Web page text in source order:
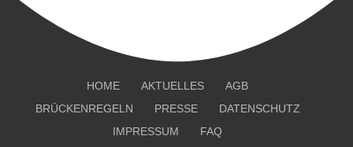
HOME AKTUELLES
AGB
BRÜCKENREGELN
PRESSE
DATENSCHUTZ
IMPRESSUM
FAQ